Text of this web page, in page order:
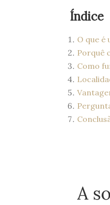
Índice
O que é
Porquê
Como
A